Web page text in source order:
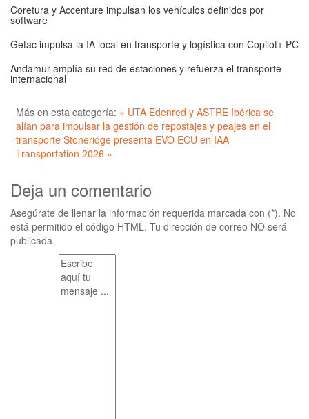
Coretura y Accenture impulsan los vehículos definidos por
software
Getac impulsa la IA local en transporte y logística con Copilot+ PC
Andamur amplía su red de estaciones y refuerza el transporte
internacional
Más en esta categoría: « UTA Edenred y ASTRE Ibérica se
alían para impulsar la gestión de repostajes y peajes en el
transporte Stoneridge presenta EVO ECU en IAA
Transportation 2026 »
Deja un comentario
Asegúrate de llenar la información requerida marcada con (*). No
está permitido el código HTML. Tu dirección de correo NO será
publicada.